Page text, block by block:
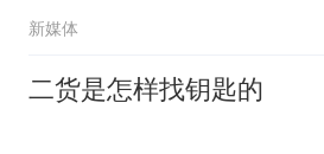
新媒体
二货是怎样找钥匙的